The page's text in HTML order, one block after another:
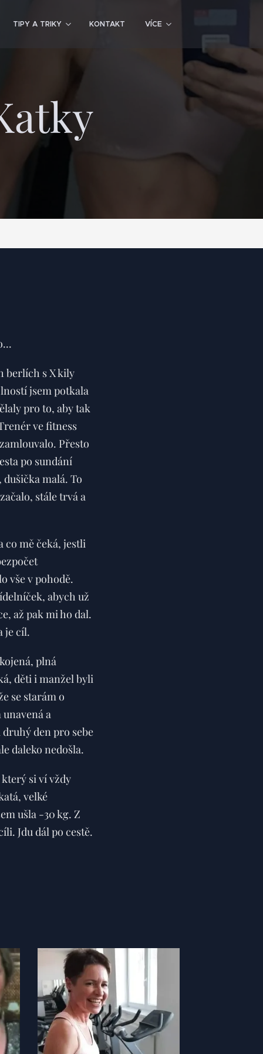
TIPY A TRIKY KONTAKT VÍCE
berlích s X kily
jsem potkala
pro to, aby tak
ve fitness
Přesto
po sundání
malá. To
stále trvá a
co mě čeká, jestli
vše v pohodě.
abych už
až pak mi ho dal.
je cíl.
plná
děti i manžel byli
se starám o
a
den pro sebe
daleko nedošla.
si ví vždy
velké
ušla -30 kg. Z
Jdu dál po cestě.